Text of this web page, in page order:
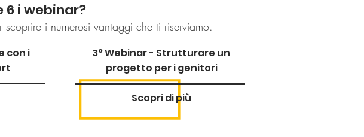
i webinar?
i numerosi vantaggi che ti riserviamo.
con i
3° Webinar - Strutturare un
progetto per i genitori
Scopri di più